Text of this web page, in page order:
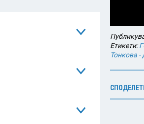
Етикети:
Тонкова